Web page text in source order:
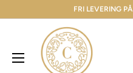
FRI LEVERING